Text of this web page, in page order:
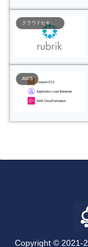
クラウドセキュリティ
AWS
Copyright © 2021-